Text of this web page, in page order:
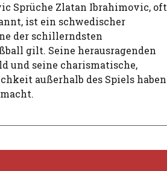
Sprüche Zlatan Ibrahimovic, oft
ist ein schwedischer
der schillerndsten
gilt. Seine herausragenden
und seine charismatische,
außerhalb des Spiels haben